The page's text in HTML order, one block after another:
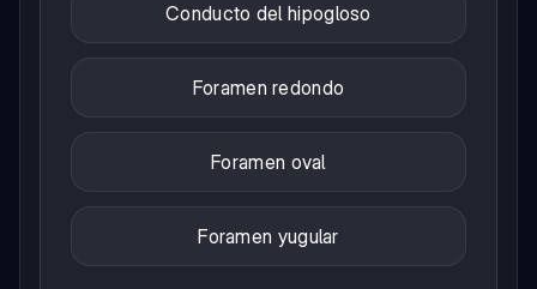
Conducto del hipogloso
Foramen redondo
Foramen oval
Foramen yugular